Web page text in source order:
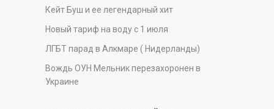
Кейт Буш и ее легендарный хит
Новый тариф на воду с 1 июля
ЛГБТ парад в Алкмаре ( Нидерланды)
Вождь ОУН Мельник перезахоронен в
Украине